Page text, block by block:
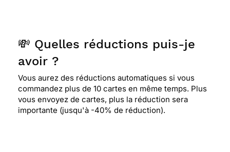
💸 Quelles réductions puis-je
avoir ?
Vous aurez des réductions automatiques si vous
commandez plus de 10 cartes en même temps. Plus
vous envoyez de cartes, plus la réduction sera
importante (jusqu'à -40% de réduction).